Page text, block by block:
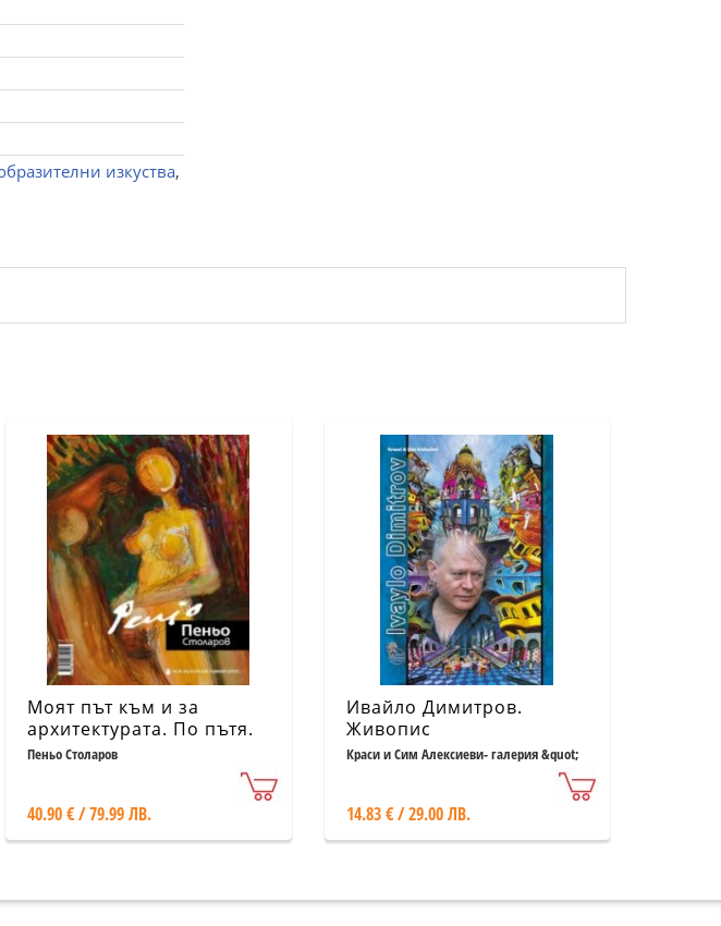
изкуства,
Моят път към и за
архитектурата. По пътя.
Албум
Пеньо Столаров
40.90 € / 79.99 ЛВ.
Ивайло Димитров.
Живопис
Краси и Сим Алексиеви- галерия &quot;
14.83 € / 29.00 ЛВ.